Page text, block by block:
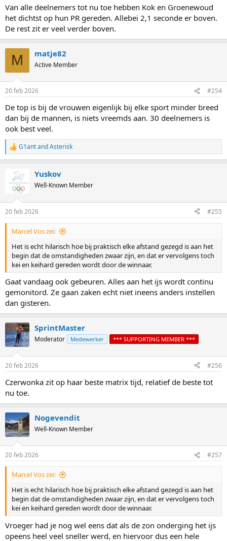
Van alle deelnemers tot nu toe hebben Kok en Groenewoud
het dichtst op hun PR gereden. Allebei 2,1 seconde er boven.
De rest zit er veel verder boven.
M matje82
Active Member
20 feb 2026 #254
De top is bij de vrouwen eigenlijk bij elke sport minder breed
dan bij de mannen, is niets vreemds aan. 30 deelnemers is
ook best veel.
R
e
t
s
:
G1antandAsterisk
Yuskov
Well-Known Member
20 feb 2026 #255
Marcel Vos zei:
Het is echt hilarisch hoe bij praktisch elke afstand gezegd is aan het
begin dat de omstandigheden zwaar zijn, en dat er vervolgens toch
kei en keihard gereden wordt door de winnaar.
Gaat vandaag ook gebeuren. Alles aan het ijs wordt continu
gemonitord. Ze gaan zaken echt niet ineens anders instellen
dan gisteren.
SprintMaster
Moderator Medewerker *** SUPPORTING MEMBER ***
20 feb 2026 #256
Czerwonka zit op haar beste matrix tijd, relatief de beste tot
nu toe.
Nogevendit
Well-Known Member
20 feb 2026 #257
Marcel Vos zei:
Het is echt hilarisch hoe bij praktisch elke afstand gezegd is aan het
begin dat de omstandigheden zwaar zijn, en dat er vervolgens toch
kei en keihard gereden wordt door de winnaar.
Vroeger had je nog wel eens dat als de zon onderging het ijs
opeens heel veel sneller werd, en hiervoor dus een hele